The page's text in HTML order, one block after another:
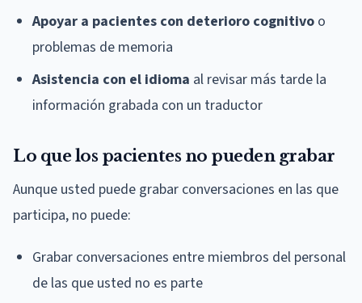
Apoyar a pacientes con deterioro cognitivo o
problemas de memoria
Asistencia con el idioma al revisar más tarde la
información grabada con un traductor
Lo que los pacientes no pueden grabar
Aunque usted puede grabar conversaciones en las que
participa, no puede:
Grabar conversaciones entre miembros del personal
de las que usted no es parte